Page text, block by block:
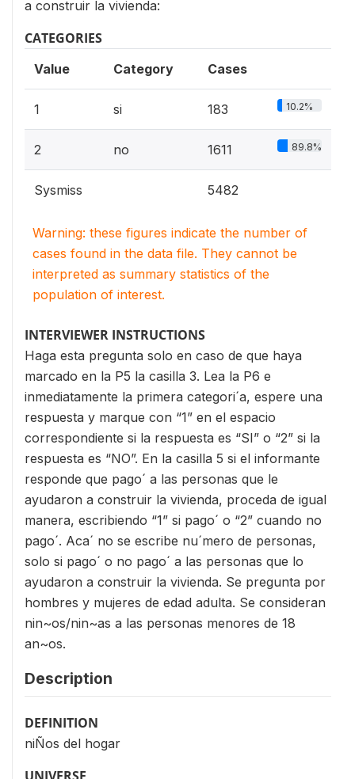
a construir la vivienda:
CATEGORIES
Value Category Cases
1 si 183 10.2%
2 no 1611 89.8%
Sysmiss 5482
Warning: these figures indicate the number of
cases found in the data file. They cannot be
interpreted as summary statistics of the
population of interest.
INTERVIEWER INSTRUCTIONS
Haga esta pregunta solo en caso de que haya
marcado en la P5 la casilla 3. Lea la P6 e
inmediatamente la primera categori´a, espere una
respuesta y marque con “1” en el espacio
correspondiente si la respuesta es “SI” o “2” si la
respuesta es “NO”. En la casilla 5 si el informante
responde que pago´ a las personas que le
ayudaron a construir la vivienda, proceda de igual
manera, escribiendo “1” si pago´ o “2” cuando no
pago´. Aca´ no se escribe nu´mero de personas,
solo si pago´ o no pago´ a las personas que lo
ayudaron a construir la vivienda. Se pregunta por
hombres y mujeres de edad adulta. Se consideran
nin~os/nin~as a las personas menores de 18
an~os.
Description
DEFINITION
niÑos del hogar